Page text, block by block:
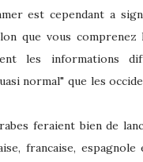
est cependant a
que vous comprenez
les informations
normal" que les
feraient bien de
francaise,